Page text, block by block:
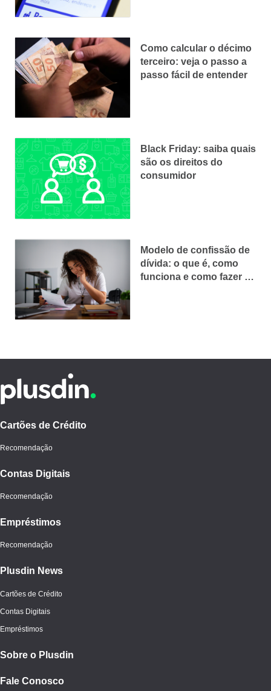
Como calcular o décimo
terceiro: veja o passo a
passo fácil de entender
Black Friday: saiba quais
são os direitos do
consumidor
Modelo de confissão de
dívida: o que é, como
funciona e como fazer o
Cartões de Crédito
Recomendação
Contas Digitais
Recomendação
Empréstimos
Recomendação
Plusdin News
Cartões de Crédito
Contas Digitais
Empréstimos
Sobre o Plusdin
Fale Conosco